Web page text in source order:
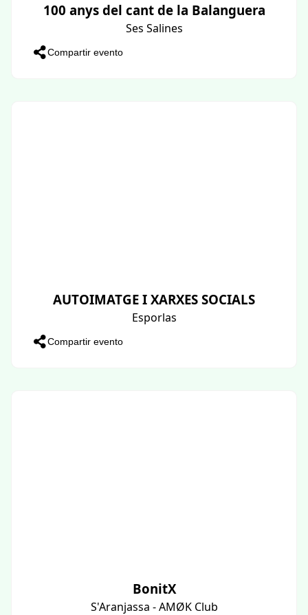
100 anys del cant de la Balanguera
Ses Salines
Compartir evento
AUTOIMATGE I XARXES SOCIALS
Esporlas
Compartir evento
BonitX
S'Aranjassa - AMØK Club